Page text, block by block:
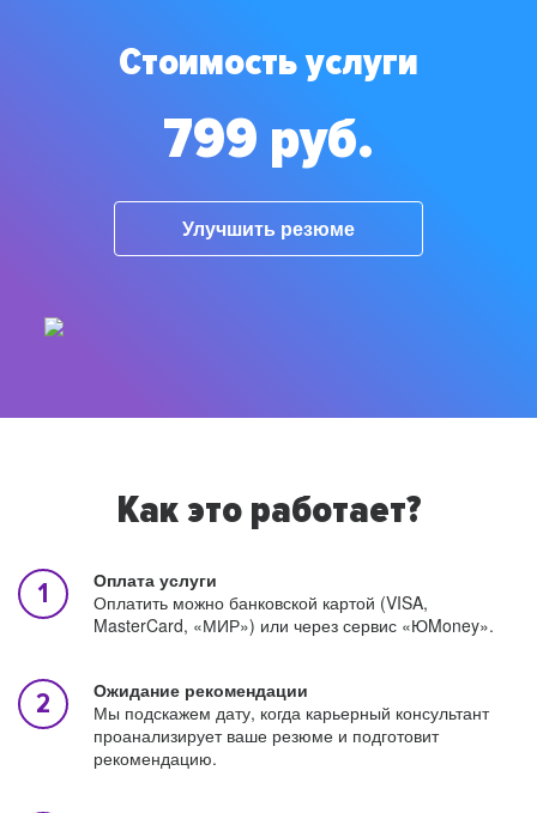
Стоимость услуги
799 руб.
Улучшить резюме
Как это работает?
Оплата услуги
Оплатить можно банковской картой (VISA,
MasterCard, «МИР») или через сервис «ЮMoney».
Ожидание рекомендации
Мы подскажем дату, когда карьерный консультант
проанализирует ваше резюме и подготовит
рекомендацию.